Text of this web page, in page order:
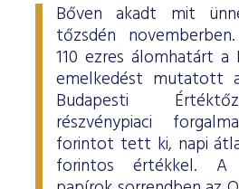
Bőven akadt mit
tőzsdén
110 ezres álomhatárt a
emelkedést mutatott
Budapesti
részvénypiaci
forintot tett ki, napi
forintos értékkel. A